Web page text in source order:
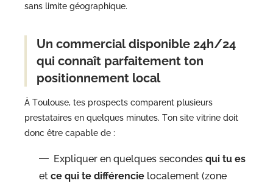
sans limite géographique.
Un commercial disponible 24h/24
qui connaît parfaitement ton
positionnement local
À Toulouse, tes prospects comparent plusieurs
prestataires en quelques minutes. Ton site vitrine doit
donc être capable de :
Expliquer en quelques secondes qui tu es
et ce qui te différencie localement (zone